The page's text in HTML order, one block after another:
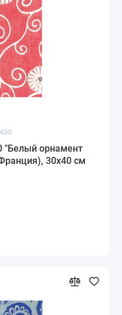
"Белый орнамент
30х40 см